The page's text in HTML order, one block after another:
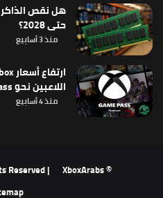
هل نقص
حتى 2028؟
منذ 3 أسابيع
اللاعبين نحو Game Pass والـ Cloud ؟
منذ 4 أسابيع
© Copyright 2020, All Rights Reserved |
XboxArabs